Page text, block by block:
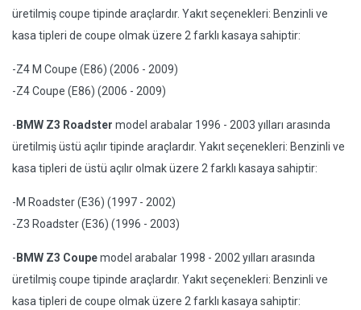
üretilmiş coupe tipinde araçlardır. Yakıt seçenekleri: Benzinli ve
kasa tipleri de coupe olmak üzere 2 farklı kasaya sahiptir:
-Z4 M Coupe (E86) (2006 - 2009)
-Z4 Coupe (E86) (2006 - 2009)
- BMW Z3 Roadster model arabalar 1996 - 2003 yılları arasında
üretilmiş üstü açılır tipinde araçlardır. Yakıt seçenekleri: Benzinli ve
kasa tipleri de üstü açılır olmak üzere 2 farklı kasaya sahiptir:
-M Roadster (E36) (1997 - 2002)
-Z3 Roadster (E36) (1996 - 2003)
- BMW Z3 Coupemodel arabalar 1998 - 2002 yılları arasında
üretilmiş coupe tipinde araçlardır. Yakıt seçenekleri: Benzinli ve
kasa tipleri de coupe olmak üzere 2 farklı kasaya sahiptir: